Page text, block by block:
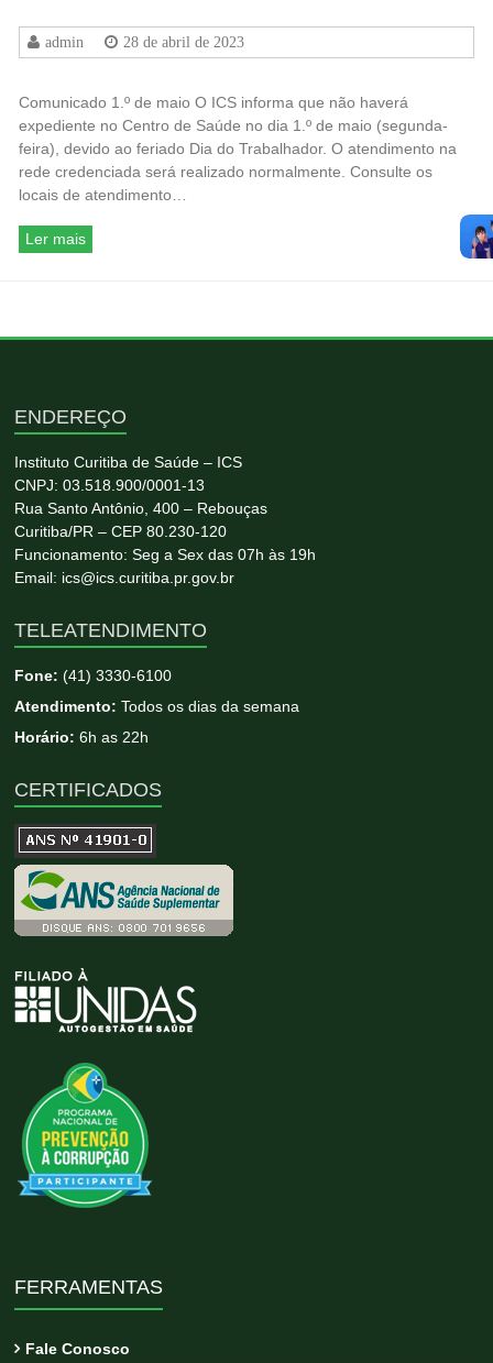
admin 28 de abril de 2023
Comunicado 1.º de maio O ICS informa que não haverá
expediente no Centro de Saúde no dia 1.º de maio (segunda-
feira), devido ao feriado Dia do Trabalhador. O atendimento na
rede credenciada será realizado normalmente. Consulte os
locais de atendimento…
Ler mais
ENDEREÇO
Instituto Curitiba de Saúde – ICS
CNPJ: 03.518.900/0001-13
Rua Santo Antônio, 400 – Rebouças
Curitiba/PR – CEP 80.230-120
Funcionamento: Seg a Sex das 07h às 19h
Email: ics@ics.curitiba.pr.gov.br
TELEATENDIMENTO
Fone:(41) 3330-6100
Atendimento: Todos os dias da semana
Horário: 6h as 22h
CERTIFICADOS
FERRAMENTAS
Fale Conosco